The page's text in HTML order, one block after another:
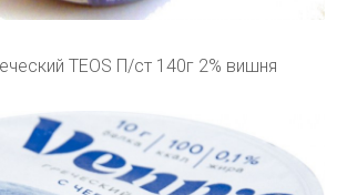
ТЕОS П/ст 140г 2% вишня